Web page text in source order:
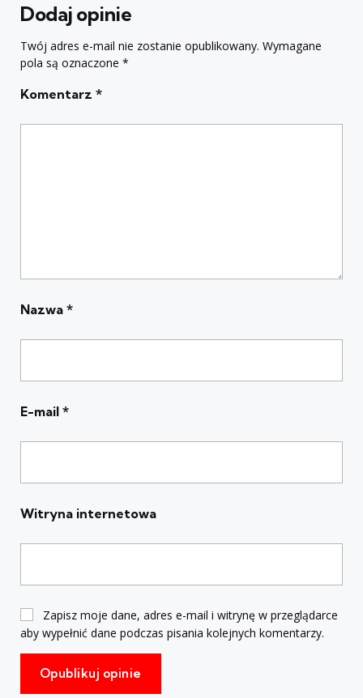
Dodaj opinie
Twój adres e-mail nie zostanie opublikowany. Wymagane
pola są oznaczone *
Komentarz *
Nazwa *
E-mail *
Witryna internetowa
Zapisz moje dane, adres e-mail i witrynę w przeglądarce
aby wypełnić dane podczas pisania kolejnych komentarzy.